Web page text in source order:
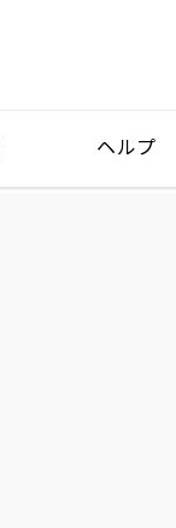
ヘルプ